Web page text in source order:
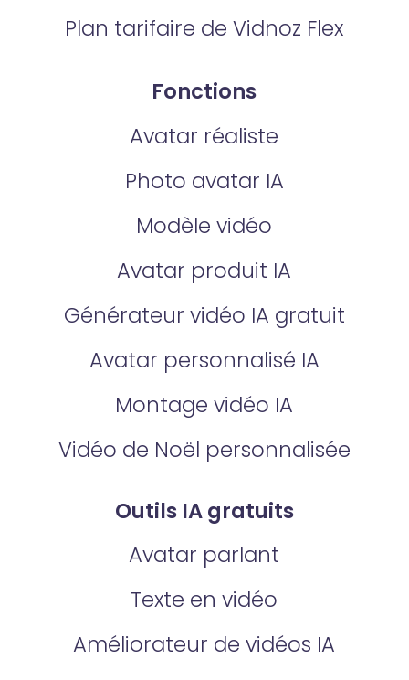
Plan tarifaire de Vidnoz Flex
Fonctions
Avatar réaliste
Photo avatar IA
Modèle vidéo
Avatar produit IA
Générateur vidéo IA gratuit
Avatar personnalisé IA
Montage vidéo IA
Vidéo de Noël personnalisée
Outils IA gratuits
Avatar parlant
Texte en vidéo
Améliorateur de vidéos IA